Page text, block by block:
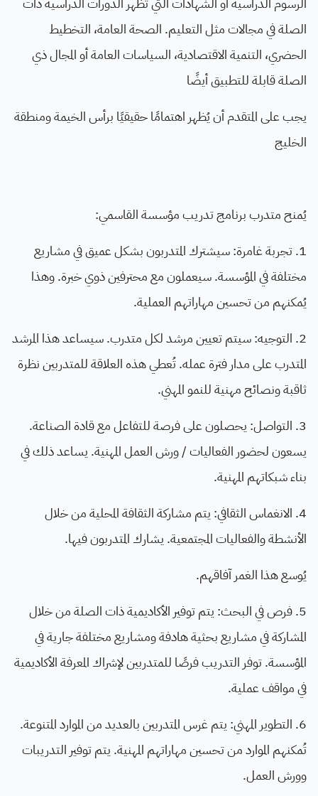
الصلة في مجالات مثل التعليم. الصحة العامة، التخطيط
الحضري، التنمية الاقتصادية، السياسات العامة أو المجال ذي
الصلة قابلة للتطبيق أيضًا
يجب على المتقدم أن يُظهر اهتمامًا حقيقيًا برأس الخيمة ومنطقة
الخليج
يُمنح متدرب برنامج تدريب مؤسسة القاسمي:
1. تجربة غامرة: سيشترك المتدربون بشكل عميق في مشاريع
مختلفة في المؤسسة. سيعملون مع محترفين ذوي خبرة. وهذا
يُمكنهم من تحسين مهاراتهم العملية.
2. التوجيه: سيتم تعيين مرشد لكل متدرب. سيساعد هذا المرشد
المتدرب على مدار فترة عمله. تُعطي هذه العلاقة للمتدربين نظرة
ثاقبة ونصائح مهنية للنمو المهني.
3. التواصل: يحصلون على فرصة للتفاعل مع قادة الصناعة.
يسعون لحضور الفعاليات / ورش العمل المهنية. يساعد ذلك في
بناء شبكاتهم المهنية.
4. الانغماس الثقافي: يتم مشاركة الثقافة المحلية من خلال
الأنشطة والفعاليات المجتمعية. يشارك المتدربون فيها.
يُوسع هذا الغمر آفاقهم.
5. فرص في البحث: يتم توفير الأكاديمية ذات الصلة من خلال
المشاركة في مشاريع بحثية هادفة ومشاريع مختلفة جارية في
المؤسسة. توفر التدريب فرصًا للمتدربين لإشراك المعرفة الأكاديمية
في مواقف عملية.
6. التطوير المهني: يتم غرس المتدربين بالعديد من الموارد المتنوعة.
تُمكنهم الموارد من تحسين مهاراتهم المهنية. يتم توفير التدريبات
وورش العمل.